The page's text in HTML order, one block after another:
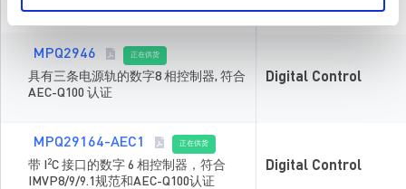
MPQ2946 正在供货
具有三条电源轨的数字8 相控制器, 符合
AEC-Q100 认证
Digital Control
MPQ29164-AEC1 正在供货
带 I 2C 接口的数字 6 相控制器，符合
IMVP8/9/9.1规范和AEC-Q100认证
Digital Control